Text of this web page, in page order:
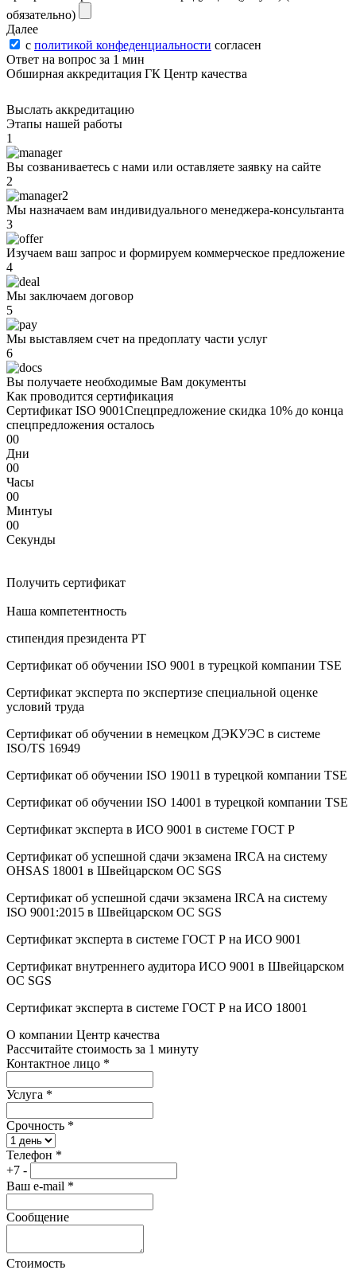
обязательно)
Далее
с политикой конфеденциальности согласен
Ответ на вопрос за 1 мин
Обширная аккредитация ГК Центр качества
Выслать аккредитацию
Этапы нашей работы
1
Вы созваниваетесь с нами или оставляете заявку на сайте
2
Мы назначаем вам индивидуального менеджера-консультанта
3
Изучаем ваш запрос и формируем коммерческое предложение
4
Мы заключаем договор
5
Мы выставляем счет на предоплату части услуг
6
Вы получаете необходимые Вам документы
Как проводится сертификация
Сертификат ISO 9001Спецпредложение скидка 10% до конца
спецпредложения осталось
00
Дни
00
Часы
00
Минтуы
00
Секунды
Получить сертификат
Наша компетентность
стипендия президента РТ
Сертификат об oбучeнии ISO 9001 в турецкой компании TSE
Сертификат эксперта по экспертизе специальной оценке
условий труда
Сертификат об oбучeнии в немецком ДЭКУЭС в системе
ISO/TS 16949
Сертификат об oбучeнии ISO 19011 в турецкой компании TSE
Сертификат об oбучeнии ISO 14001 в турецкой компании TSE
Сертификат эксперта в ИСО 9001 в системе ГОСТ Р
Сертификат об успешной сдачи экзамена IRCA на систему
OHSAS 18001 в Швейцарском ОС SGS
Сертификат об успешной сдачи экзамена IRCA на систему
ISO 9001:2015 в Швейцарском ОС SGS
Сертификат эксперта в системе ГОСТ Р на ИСО 9001
Сертификат внутреннего аудитора ИСО 9001 в Швейцарском
ОС SGS
Сертификат эксперта в системе ГОСТ Р на ИСО 18001
О компании Центр качества
Рассчитайте стоимость за 1 минуту
Контактное лицо *
Услуга *
Срочность *
Телефон *
+7 -
Ваш e-mail *
Сообщение
Стоимость